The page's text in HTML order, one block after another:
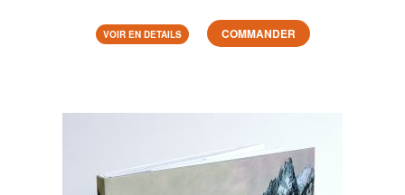
VOIR EN DETAILS COMMANDER